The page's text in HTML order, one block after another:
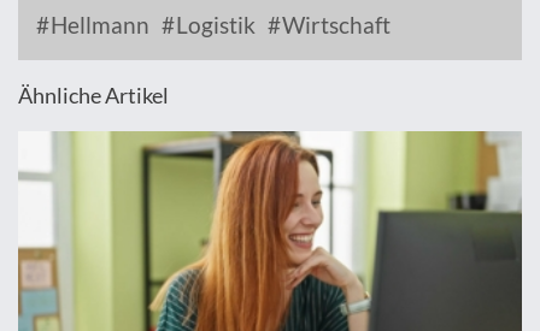
Hellmann Logistik Wirtschaft
Ähnliche Artikel